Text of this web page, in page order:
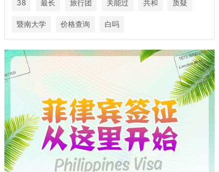
38 最长 旅行团 关能过 共和 质疑
暨南大学 价格查询 白吗